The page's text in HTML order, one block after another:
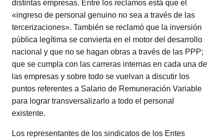
distintas empresas. Entre los reclamos está que el
«ingreso de personal genuino no sea a través de las
tercerizaciones». También se reclamó que la inversión
pública legítima se convierta en el motor del desarrollo
nacional y que no se hagan obras a través de las PPP;
que se cumpla con las carreras internas en cada una de
las empresas y sobre todo se vuelvan a discutir los
puntos referentes a Salario de Remuneración Variable
para lograr transversalizarlo a todo el personal
existente.
Los representantes de los sindicatos de los Entes